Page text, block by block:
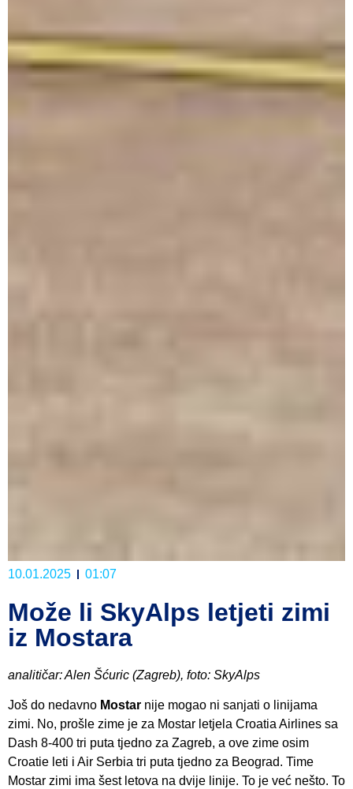
10.01.2025 01:07
Može li SkyAlps letjeti zimi
iz Mostara
analitičar: Alen Šćuric (Zagreb), foto: SkyAlps
Još do nedavno Mostar nije mogao ni sanjati o linijama
zimi. No, prošle zime je za Mostar letjela Croatia Airlines sa
Dash 8-400 tri puta tjedno za Zagreb, a ove zime osim
Croatie leti i Air Serbia tri puta tjedno za Beograd. Time
Mostar zimi ima šest letova na dvije linije. To je već nešto. To